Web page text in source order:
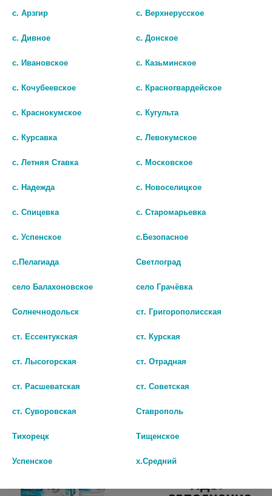
КОМПЛИВИТ АКТИВ ЖЕВАТ.
342
В КОРЗИНУ
КОМПЛИВИТ АКТИВ ЖЕВАТ.
347
МАГНИЙ ПЛЮС №10
КОМПЛИВИТ АКТИВ БАНАН
с. Арзгир с. Верхнерусское
с. Дивное с. Донское
с. Ивановское с. Казьминское
с. Кочубеевское с. Красногвардейское
с. Краснокумское с. Кугульта
с. Курсавка с. Левокумское
с. Летняя Ставка с. Московское
с. Надежда с. Новоселицкое
с. Спицевка с. Старомарьевка
с. Успенское с.Безопасное
с.Пелагиада Светлоград
село Балахоновское село Грачёвка
Солнечнодольск ст. Григорополисская
ст. Ессентукская ст. Курская
ст. Лысогорская ст. Отрадная
ст. Расшеватская ст. Советская
ст. Суворовская Ставрополь
Тихорецк Тищенское
Успенское х.Средний